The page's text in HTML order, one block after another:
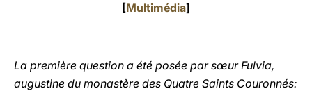
[Multimédia]
La première question a été posée par sœur Fulvia,
augustine du monastère des Quatre Saints Couronnés: